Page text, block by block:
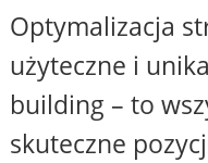
Optymalizacja
użyteczne i
building – to
skuteczne